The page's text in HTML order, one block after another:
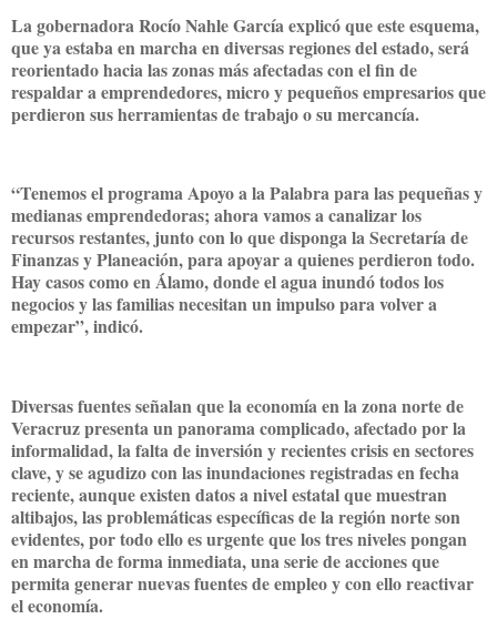
La gobernadora Rocío Nahle García explicó que este esquema,
que ya estaba en marcha en diversas regiones del estado, será
reorientado hacia las zonas más afectadas con el fin de
respaldar a emprendedores, micro y pequeños empresarios que
perdieron sus herramientas de trabajo o su mercancía.
“Tenemos el programa Apoyo a la Palabra para las pequeñas y
medianas emprendedoras; ahora vamos a canalizar los
recursos restantes, junto con lo que disponga la Secretaría de
Finanzas y Planeación, para apoyar a quienes perdieron todo.
Hay casos como en Álamo, donde el agua inundó todos los
negocios y las familias necesitan un impulso para volver a
empezar”, indicó.
Diversas fuentes señalan que la economía en la zona norte de
Veracruz presenta un panorama complicado, afectado por la
informalidad, la falta de inversión y recientes crisis en sectores
clave, y se agudizo con las inundaciones registradas en fecha
reciente, aunque existen datos a nivel estatal que muestran
altibajos, las problemáticas específicas de la región norte son
evidentes, por todo ello es urgente que los tres niveles pongan
en marcha de forma inmediata, una serie de acciones que
permita generar nuevas fuentes de empleo y con ello reactivar
el economía.